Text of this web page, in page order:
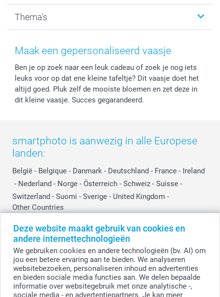
Deze website maakt gebruik van cookies en
andere internettechnologieën
We gebruiken cookies en andere technologieën (bv. AI) om
jou een betere ervaring aan te bieden. We analyseren
websitebezoeken, personaliseren inhoud en advertenties
en bieden sociale media functies aan. We delen bepaalde
informatie over websitegebruik met onze analytische -,
sociale media - en advertentiepartners. Je kan meer
Kaarten
Bestelproces
Herroepingsrecht
Cookiebeleid
Reviews
Prijslijst
Tevredenheidsgarantie
Mijn orderstatus
smartfriends
service@smartphoto.nl
Affiliate partnerprogramma
Thema's
Baby
Vaderdag
Huwelijk
Maak een gepersonaliseerd vaasje
Ben je op zoek naar een leuk cadeau of zoek je nog iets
leuks voor op dat ene kleine tafeltje? Dit vaasje doet het
altijd goed. Pluk zelf de mooiste bloemen en zet deze in
dit kleine vaasje. Succes gegarandeerd.
smartphoto is aanwezig in alle Europese
landen:
België - Belgique - Danmark - Deutschland - France - Ireland
- Nederland - Norge - Österreich - Schweiz - Suisse -
Switzerland - Suomi - Sverige - United Kingdom -
Other Countries
© smartphoto group. Alle rechten voorbehouden.Disclaimer
Alle prijzen zijn in EURO (€) inclusief BTW en exclusief verzendkosten.